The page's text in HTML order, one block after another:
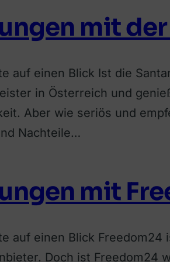
mit
auf einen Blick Ist die
in Österreich und
Aber wie seriös und
Nachteile…
mit
auf einen Blick
Doch ist Freedom24